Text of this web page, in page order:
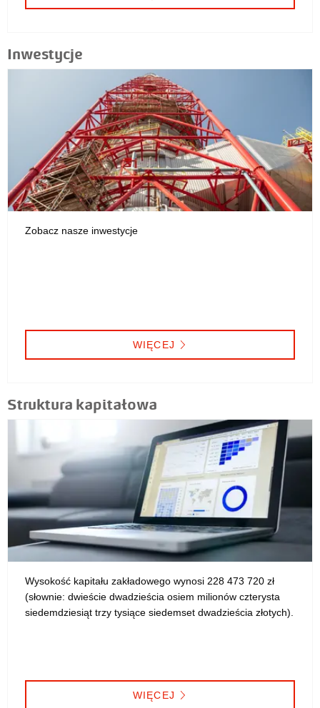
Inwestycje
Zobacz nasze inwestycje
WIĘCEJ
Struktura kapitałowa
Wysokość kapitału zakładowego wynosi 228 473 720 zł
(słownie: dwieście dwadzieścia osiem milionów czterysta
siedemdziesiąt trzy tysiące siedemset dwadzieścia złotych).
WIĘCEJ